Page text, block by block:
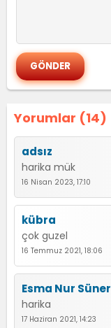
Yorumlar (14)
adsız
harika mük
16 Nisan 2023, 17:10
kübra
çok guzel
16 Temmuz 2021, 18:06
Esma Nur Süner
harika
17 Haziran 2021, 14:23